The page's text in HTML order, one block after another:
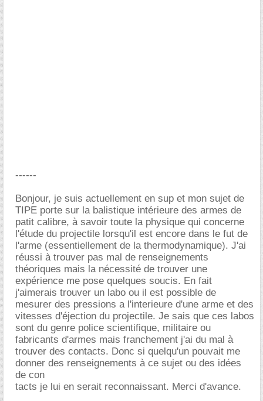
------
Bonjour, je suis actuellement en sup et mon sujet de
TIPE porte sur la balistique intérieure des armes de
patit calibre, à savoir toute la physique qui concerne
l'étude du projectile lorsqu'il est encore dans le fut de
l'arme (essentiellement de la thermodynamique). J'ai
réussi à trouver pas mal de renseignements
théoriques mais la nécessité de trouver une
expérience me pose quelques soucis. En fait
j'aimerais trouver un labo ou il est possible de
mesurer des pressions a l'interieure d'une arme et des
vitesses d'éjection du projectile. Je sais que ces labos
sont du genre police scientifique, militaire ou
fabricants d'armes mais franchement j'ai du mal à
trouver des contacts. Donc si quelqu'un pouvait me
donner des renseignements à ce sujet ou des idées
de con
tacts je lui en serait reconnaissant. Merci d'avance.